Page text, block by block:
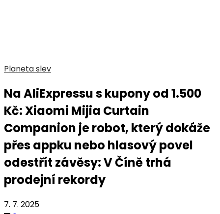
Planeta slev
Na AliExpressu s kupony od 1.500
Kč: Xiaomi Mijia Curtain
Companion je robot, který dokáže
přes appku nebo hlasový povel
odestřít závěsy: V Číně trhá
prodejní rekordy
7. 7. 2025